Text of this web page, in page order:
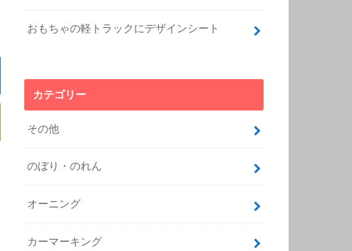
おもちゃの軽トラックにデザインシート
カテゴリー
その他
のぼり・のれん
オーニング
カーマーキング